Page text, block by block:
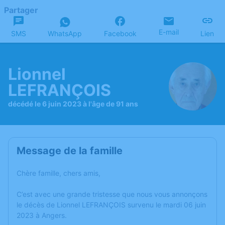
Partager
SMS WhatsApp Facebook E-mail Lien
Lionnel
LEFRANÇOIS
décédé le 6 juin 2023 à l'âge de 91 ans
Message de la famille
Chère famille, chers amis,
C’est avec une grande tristesse que nous vous annonçons
le décès de Lionnel LEFRANÇOIS survenu le mardi 06 juin
2023 à Angers.